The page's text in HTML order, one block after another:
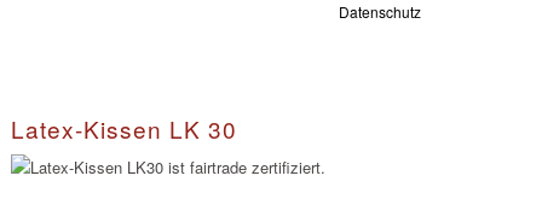
Datenschutz
Latex-Kissen LK 30